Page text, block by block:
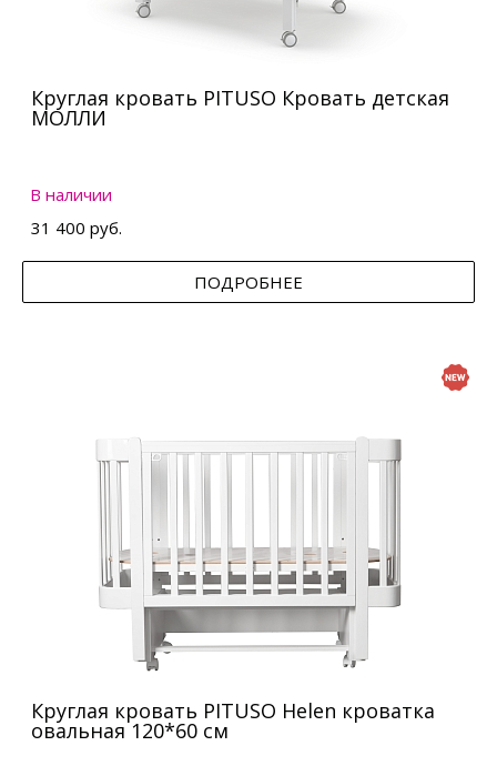
Круглая кровать PITUSO Кровать детская
МОЛЛИ
В наличии
31 400 руб.
ПОДРОБНЕЕ
Круглая кровать PITUSO Helen кроватка
овальная 120*60 см